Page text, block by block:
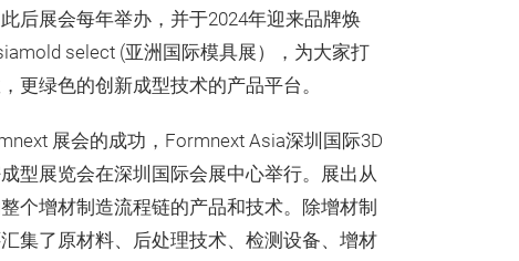
后展会每年举办，并于2024年迎来品牌焕
select (亚洲国际模具展），为大家打
更绿色的创新成型技术的产品平台。
展会的成功，Formnext Asia深圳国际3D
型展览会在深圳国际会展中心举行。展出从
个增材制造流程链的产品和技术。除增材制
集了原材料、后处理技术、检测设备、增材